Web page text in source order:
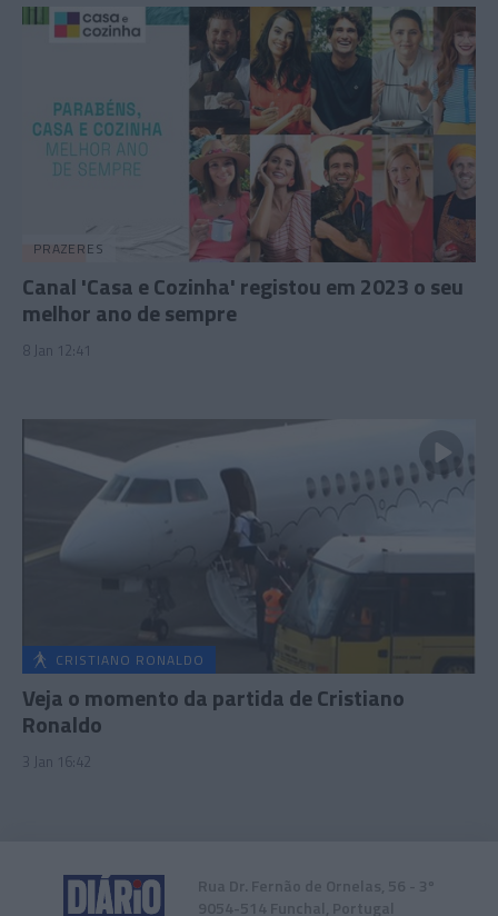
PRAZERES
Canal 'Casa e Cozinha' registou em 2023 o seu
melhor ano de sempre
8 Jan 12:41
CRISTIANO RONALDO
Veja o momento da partida de Cristiano
Ronaldo
3 Jan 16:42
Rua Dr. Fernão de Ornelas, 56 - 3º
9054-514 Funchal, Portugal